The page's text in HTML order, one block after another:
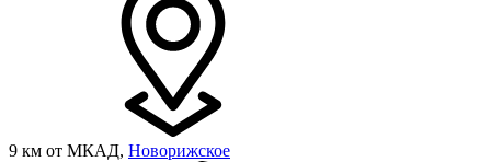
9 км от МКАД, Новорижское